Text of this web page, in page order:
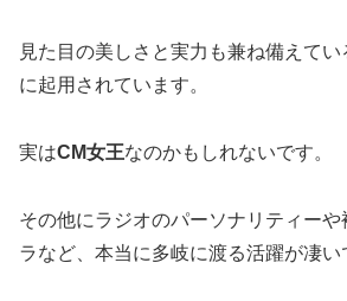
見た目の美しさと実力も兼ね備えて
に起用されています。
実はCM女王なのかもしれないです。
その他にラジオのパーソナリティー
ラなど、本当に多岐に渡る活躍が凄い